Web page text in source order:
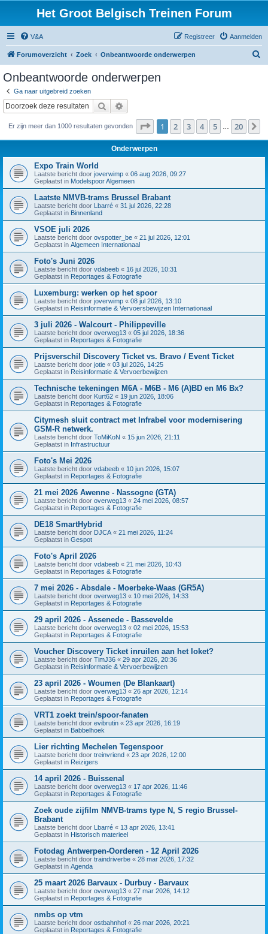
Het Groot Belgisch Treinen Forum
V&A Aanmelden
Registreer
Forumoverzicht Zoek Onbeantwoorde onderwerpen
Onbeantwoorde onderwerpen
Ga naar uitgebreid zoeken
Zoek
Er zijn meer dan 1000 resultaten gevonden Pagina van 20
1 2 3 4 5 20
Onderwerpen
Expo Train World
Laatste bericht door joverwimp « 06 aug 2026, 09:27
Geplaatst in Modelspoor Algemeen
Laatste NMVB-trams Brussel Brabant
Laatste bericht door Lbarré « 31 jul 2026, 22:28
Geplaatst in Binnenland
VSOE juli 2026
Laatste bericht door ovspotter_be « 21 jul 2026, 12:01
Geplaatst in Algemeen Internationaal
Foto's Juni 2026
Laatste bericht door vdabeeb « 16 jul 2026, 10:31
Geplaatst in Reportages & Fotografie
Luxemburg: werken op het spoor
Laatste bericht door joverwimp « 08 jul 2026, 13:10
Geplaatst in Reisinformatie & Vervoersbewijzen Internationaal
3 juli 2026 - Walcourt - Philippeville
Laatste bericht door overweg13 « 05 jul 2026, 18:36
Geplaatst in Reportages & Fotografie
Prijsverschil Discovery Ticket vs. Bravo / Event Ticket
Laatste bericht door jotie « 03 jul 2026, 14:25
Geplaatst in Reisinformatie & Vervoerbewijzen
Technische tekeningen M6A - M6B - M6 (A)BD en M6 Bx?
Laatste bericht door Kurt62 « 19 jun 2026, 18:06
Geplaatst in Reportages & Fotografie
Citymesh sluit contract met Infrabel voor modernisering
GSM-R netwerk.
Laatste bericht door ToMiKoN « 15 jun 2026, 21:11
Geplaatst in Infrastructuur
Foto's Mei 2026
Laatste bericht door vdabeeb « 10 jun 2026, 15:07
Geplaatst in Reportages & Fotografie
21 mei 2026 Awenne - Nassogne (GTA)
Laatste bericht door overweg13 « 24 mei 2026, 08:57
Geplaatst in Reportages & Fotografie
DE18 SmartHybrid
Laatste bericht door DJCA « 21 mei 2026, 11:24
Geplaatst in Gespot
Foto's April 2026
Laatste bericht door vdabeeb « 21 mei 2026, 10:43
Geplaatst in Reportages & Fotografie
7 mei 2026 - Absdale - Moerbeke-Waas (GR5A)
Laatste bericht door overweg13 « 10 mei 2026, 14:33
Geplaatst in Reportages & Fotografie
29 april 2026 - Assenede - Bassevelde
Laatste bericht door overweg13 « 02 mei 2026, 15:53
Geplaatst in Reportages & Fotografie
Voucher Discovery Ticket inruilen aan het loket?
Laatste bericht door TimJ36 « 29 apr 2026, 20:36
Geplaatst in Reisinformatie & Vervoerbewijzen
23 april 2026 - Woumen (De Blankaart)
Laatste bericht door overweg13 « 26 apr 2026, 12:14
Geplaatst in Reportages & Fotografie
VRT1 zoekt trein/spoor-fanaten
Laatste bericht door evibrutin « 23 apr 2026, 16:19
Geplaatst in Babbelhoek
Lier richting Mechelen Tegenspoor
Laatste bericht door treinvriend « 23 apr 2026, 12:00
Geplaatst in Reizigers
14 april 2026 - Buissenal
Laatste bericht door overweg13 « 17 apr 2026, 11:46
Geplaatst in Reportages & Fotografie
Zoek oude zijfilm NMVB-trams type N, S regio Brussel-
Brabant
Laatste bericht door Lbarré « 13 apr 2026, 13:41
Geplaatst in Historisch materieel
Fotodag Antwerpen-Oorderen - 12 April 2026
Laatste bericht door traindriverbe « 28 mar 2026, 17:32
Geplaatst in Agenda
25 maart 2026 Barvaux - Durbuy - Barvaux
Laatste bericht door overweg13 « 27 mar 2026, 14:12
Geplaatst in Reportages & Fotografie
nmbs op vtm
Laatste bericht door ostbahnhof « 26 mar 2026, 20:21
Geplaatst in Reportages & Fotografie